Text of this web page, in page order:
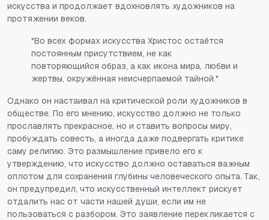
искусства и продолжает вдохновлять художников на
протяжении веков.
"Во всех формах искусства Христос остаётся
постоянным присутствием, не как
повторяющийся образ, а как икона мира, любви и
жертвы, окружённая неисчерпаемой тайной."
Однако он настаивал на критической роли художников в
обществе. По его мнению, искусство должно не только
прославлять прекрасное, но и ставить вопросы миру,
пробуждать совесть, а иногда даже подвергать критике
саму религию. Это размышление привело его к
утверждению, что искусство должно оставаться важным
оплотом для сохранения глубины человеческого опыта. Так,
он предупредил, что искусственный интеллект рискует
отдалить нас от части нашей души, если им не
пользоваться с разбором. Это заявление перекликается с